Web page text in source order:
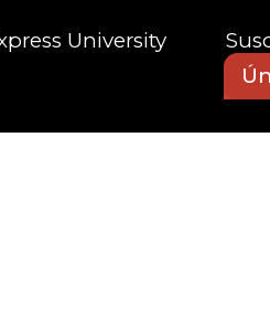
University